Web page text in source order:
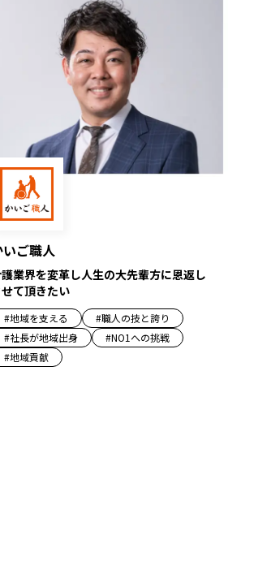
いご職人
業界を変革し人生の大先輩方に恩返し
て頂きたい
#地域を支える #職人の技と誇り
#社長が地域出身 #NO1への挑戦
#地域貢献